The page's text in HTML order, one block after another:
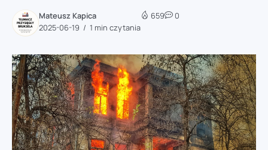
Mateusz Kapica
2025-06-19
1 min czytania
659 0